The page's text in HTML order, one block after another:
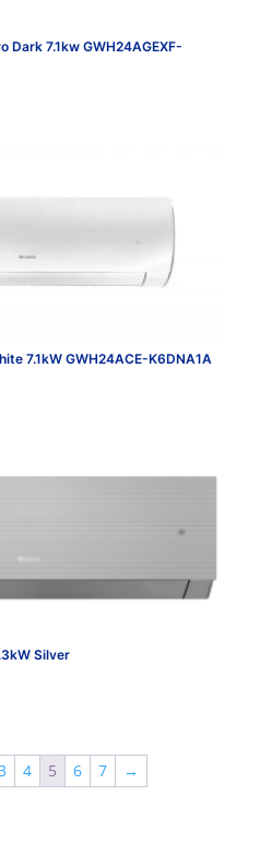
Dark 7.1kw GWH24AGEXF-
7.1kW GWH24ACE-K6DNA1A
Silver
4 5 6 7 →